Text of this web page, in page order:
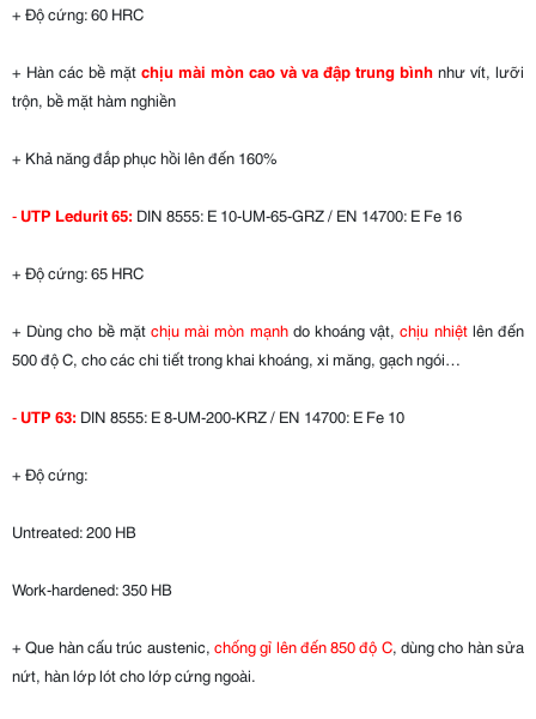
+ Độ cứng: 60 HRC
+ Hàn các bề mặt chịu mài mòn cao và va đập trung bình như vít, lưỡi
trộn, bề mặt hàm nghiền
+ Khả năng đắp phục hồi lên đến 160%
- UTP Ledurit 65: DIN 8555: E 10-UM-65-GRZ / EN 14700: E Fe 16
+ Độ cứng: 65 HRC
+ Dùng cho bề mặt chịu mài mòn mạnhdo khoáng vật,chịu nhiệtlên đến
500 độ C, cho các chi tiết trong khai khoáng, xi măng, gạch ngói…
- UTP 63: DIN 8555: E 8-UM-200-KRZ / EN 14700: E Fe 10
+ Độ cứng:
Untreated: 200 HB
Work-hardened: 350 HB
+ Que hàn cấu trúc austenic, chống gỉ lên đến 850 độ C, dùng cho hàn sửa
nứt, hàn lớp lót cho lớp cứng ngoài.